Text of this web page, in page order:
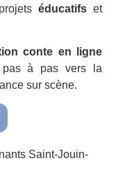
éducatifset
conte en ligne
à pas vers la
sur scène.